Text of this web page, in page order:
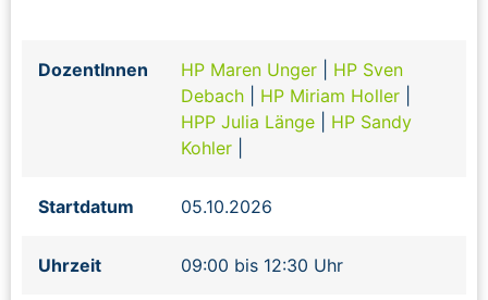
DozentInnen HP Maren Unger
HP Sven
Debach
HP Miriam Holler
HPP Julia Länge
HP Sandy
Kohler
Startdatum 05.10.2026
Uhrzeit 09:00 bis 12:30 Uhr